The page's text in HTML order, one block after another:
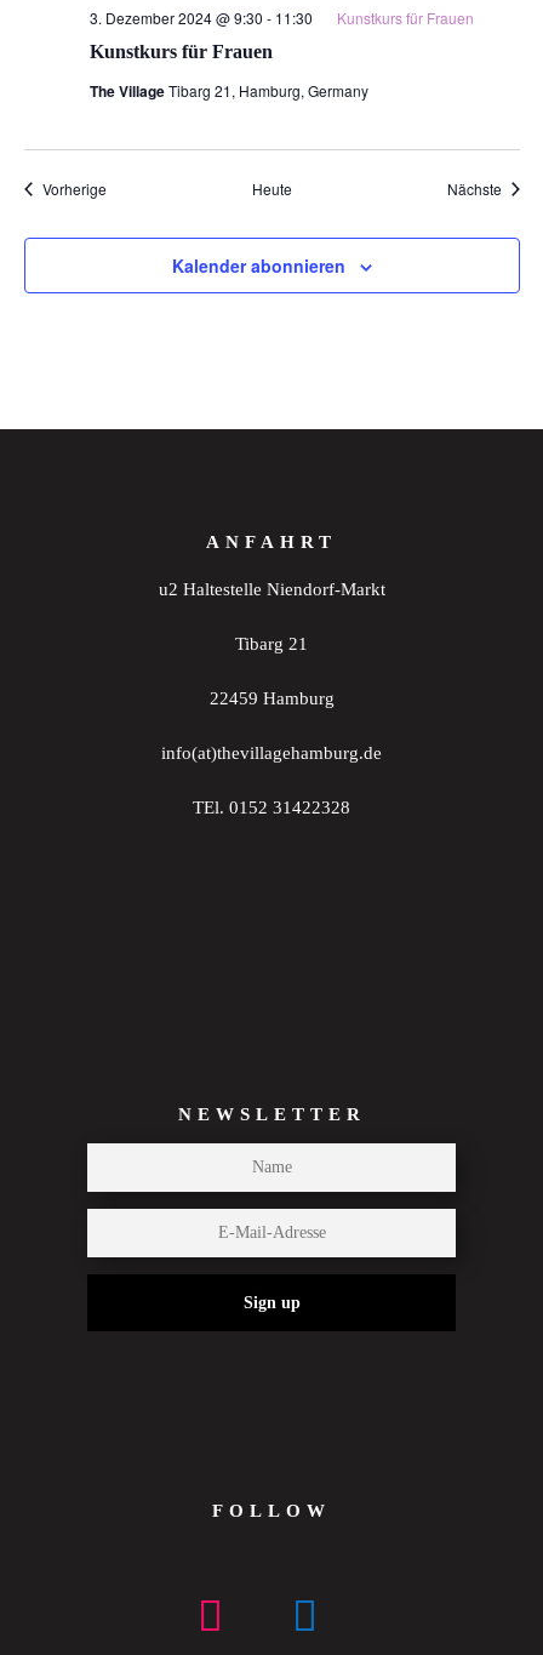
Kunstkurs für Frauen
3. Dezember 2024 @ 9:30 - 11:30 Kunstkurs für Frauen
The VillageTibarg 21, Hamburg, Germany
VorherigeVeranstaltungen Heute Nächste
Kalender abonnieren
ANFAHRT
u2 Haltestelle Niendorf-Markt
Tibarg 21
22459 Hamburg
info(at)thevillagehamburg.de
TEl. 0152 31422328
NEWSLETTER
Sign up
FOLLOW